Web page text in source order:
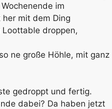
im
mit dem Ding
droppen,
ne große Höhle, mit ganz
gedroppt und fertig.
dabei? Da haben jetzt